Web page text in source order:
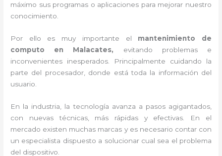
máximo sus programas o aplicaciones para mejorar nuestro
conocimiento.
Por ello es muy importante el mantenimiento de
computo en Malacates, evitando problemas e
inconvenientes inesperados. Principalmente cuidando la
parte del procesador, donde está toda la información del
usuario.
En la industria, la tecnología avanza a pasos agigantados,
con nuevas técnicas, más rápidas y efectivas . En el
mercado existen muchas marcas y es necesario contar con
un especialista dispuesto a solucionar cual sea el problema
del dispositivo.